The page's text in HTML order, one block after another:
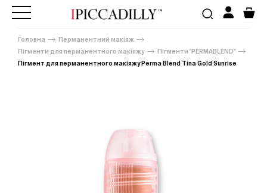
Головна
Перманентний макіяж
Пігменти для перманентного макіяжу
Пігменти "PERMABLEND"
Пігмент для перманентного макіяжу Perma Blend Tina Gold Sunrise